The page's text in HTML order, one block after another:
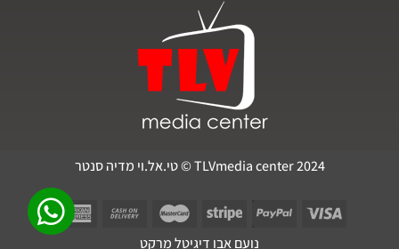
נועם אבו דיגיטל מרקט
TLVmedia center 2024 © טי.אל.וי מדיה סנטר